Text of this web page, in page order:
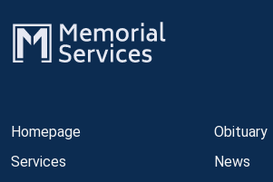
Homepage
Services
Obituary
News